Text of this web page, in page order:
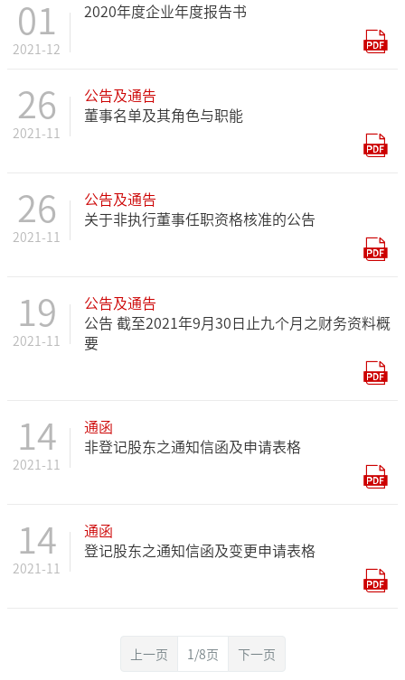
01
2021-12
2020年度企业年度报告书
26
2021-11
公告及通告
董事名单及其角色与职能
26
2021-11
公告及通告
关于非执行董事任职资格核准的公告
19
2021-11
公告及通告
公告 截至2021年9月30日止九个月之财务资料概
要
14
2021-11
通函
非登记股东之通知信函及申请表格
14
2021-11
通函
登记股东之通知信函及变更申请表格
上一页 1/8页 下一页